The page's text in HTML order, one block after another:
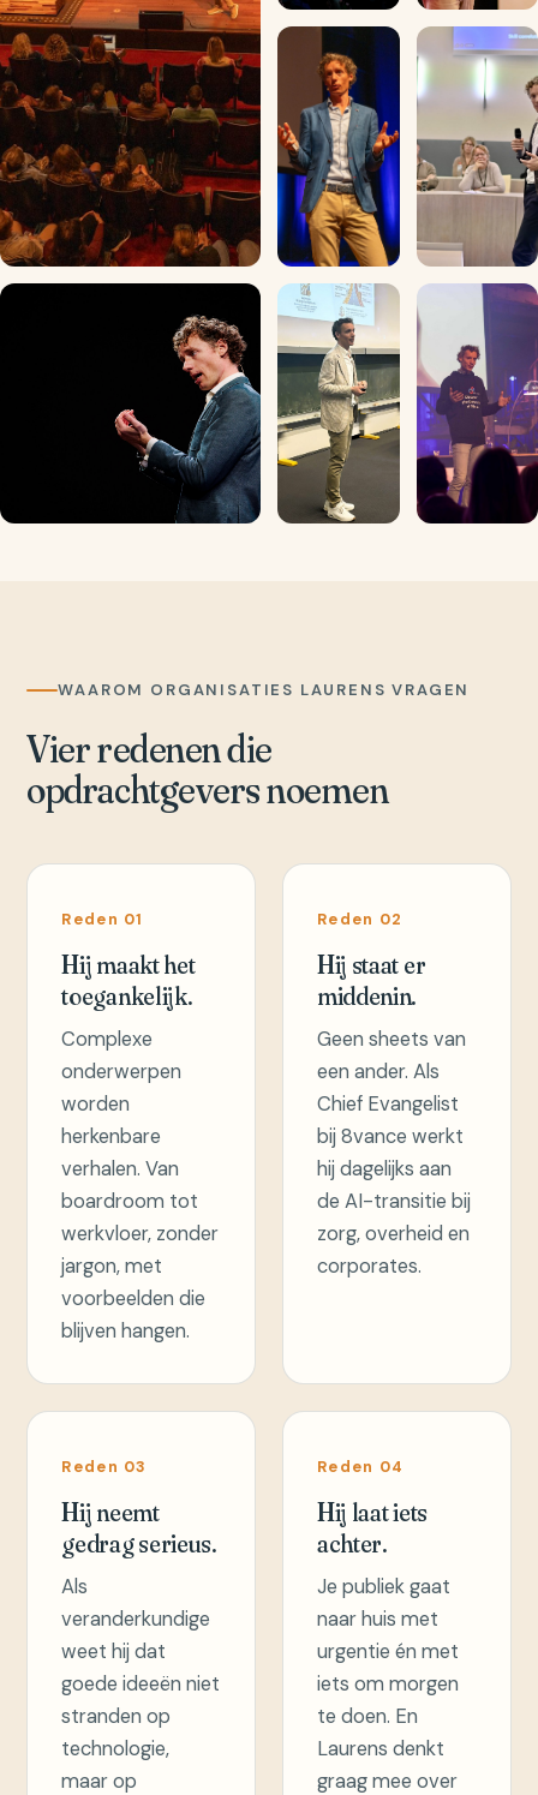
WAAROM ORGANISATIES LAURENS VRAGEN
Vier redenen die
opdrachtgevers noemen
Reden 01
Hij maakt het
toegankelijk.
Complexe
onderwerpen
worden
herkenbare
verhalen. Van
boardroom tot
werkvloer, zonder
jargon, met
voorbeelden die
blijven hangen.
Reden 02
Hij staat er
middenin.
Geen sheets van
een ander. Als
Chief Evangelist
bij 8vance werkt
hij dagelijks aan
de AI-transitie bij
zorg, overheid en
corporates.
Reden 03
Hij neemt
gedrag serieus.
Als
veranderkundige
weet hij dat
goede ideeën niet
stranden op
technologie,
maar op
Reden 04
Hij laat iets
achter.
Je publiek gaat
naar huis met
urgentie én met
iets om morgen
te doen. En
Laurens denkt
graag mee over